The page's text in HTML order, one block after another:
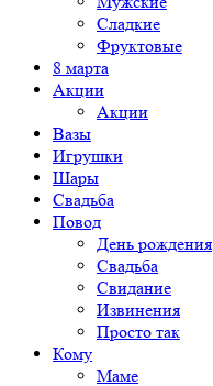
Сладкие
Фруктовые
8 марта
Акции
Акции
Вазы
Игрушки
Шары
Свадьба
Повод
День рождения
Свадьба
Свидание
Извинения
Просто так
Кому
Маме